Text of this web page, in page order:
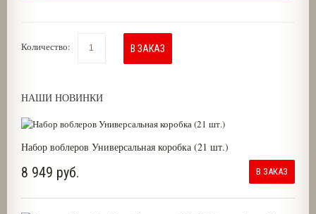
Количество: В ЗАКАЗ
НАШИ НОВИНКИ
Набор воблеров Универсальная коробка (21 шт.)
8 949 руб. В ЗАКАЗ